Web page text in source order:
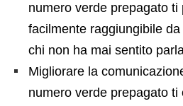
numero verde prepagato
facilmente raggiungibile
chi non ha mai sentito
Migliorare la
numero verde prepagato ti